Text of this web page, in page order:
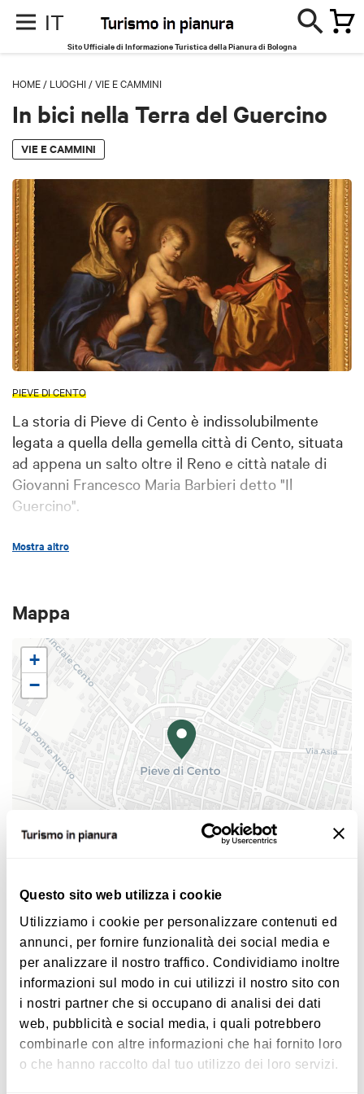
Questo sito web utilizza i cookie
Utilizziamo i cookie per personalizzare contenuti ed
annunci, per fornire funzionalità dei social media e
per analizzare il nostro traffico. Condividiamo inoltre
informazioni sul modo in cui utilizzi il nostro sito con
i nostri partner che si occupano di analisi dei dati
web, pubblicità e social media, i quali potrebbero
combinarle con altre informazioni che hai fornito loro
o che hanno raccolto dal tuo utilizzo dei loro servizi.
IT
Sito Ufficiale di Informazione Turistica della Pianura di Bologna
HOME / LUOGHI /VIE E CAMMINI
In bici nella Terra del Guercino
VIE E CAMMINI
PIEVE DI CENTO
La storia di Pieve di Cento è indissolubilmente
legata a quella della gemella città di Cento, situata
ad appena un salto oltre il Reno e città natale di
Giovanni Francesco Maria Barbieri detto "Il
Guercino".
Attraversato dal corso medio del fiume Reno,
escursioni in bicicletta.
Labici è ancora il mezzo più utilizzatoper i
piccoli spostamenti quotidiani e per chi visita
questa terra è bello confondersi tra i
Centopievesi e partire per la visita delle bellezze
storico-artistiche del luogo.
Questo è l'itinerario consigliato:
(BO): MAGI'900 Museo delle
- piazza Andrea Costa 10
Cento(FE): Porta Pieve, Piazza Guercino,
Pinacoteca Civica (chiusa) , Basilica di San Biagio
(chiusa), Chiesa dei Servi e Chiesa del Rosario
(chiuse )
Corporeno (FE): Chiesa di San Giorgio (chiusa)
Mostra altro
Mappa
+
−
In bici nella Terra del Guercino
Piazza Andrea Costa
40066 Pieve di Cento
COME ARRIVARE
Interessi